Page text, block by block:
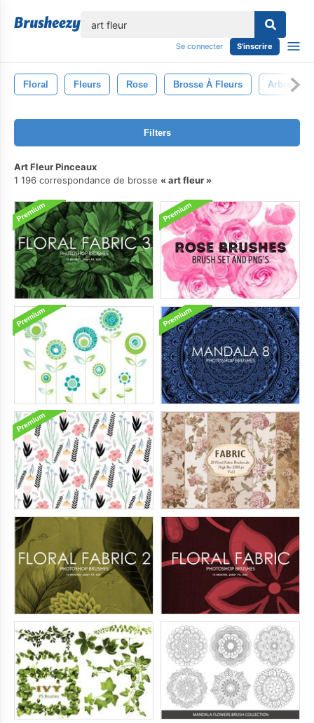
Se connecter S'inscrire
Floral Fleurs Rose Brosse À Fleurs Arbre
Filters
Art Fleur Pinceaux
1 196 correspondance de brosse
art fleur